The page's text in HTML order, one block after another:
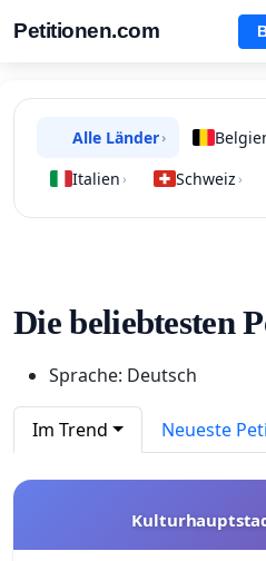
Petitionen.com
Alle Länder›
Italien › Schweiz ›
Die beliebtesten
Sprache: Deutsch
Im Trend Neueste